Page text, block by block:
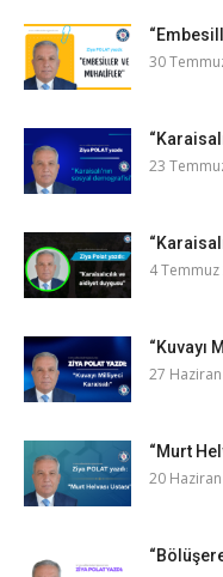
30
23
4
“Kuvayı
27
“Murt
20